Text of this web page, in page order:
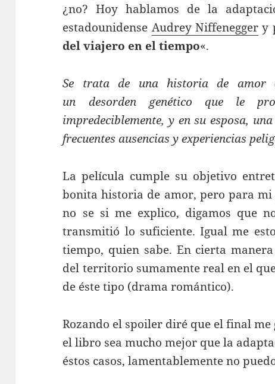
¿no? Hoy hablamos de la
estadounidense Audrey Niffenegger y
del viajero en el tiempo«.
Se trata de una historia de amor
un desorden genético que le
impredeciblemente, y en su esposa,
frecuentes ausencias y experiencias
La película cumple su objetivo
bonita historia de amor, pero para
no se si me explico, digamos que
transmitió lo suficiente. Igual me
tiempo, quien sabe. En cierta
del territorio sumamente real en el
de éste tipo (drama romántico).
Rozando el spoiler diré que el final
el libro sea mucho mejor que la
éstos casos, lamentablemente no